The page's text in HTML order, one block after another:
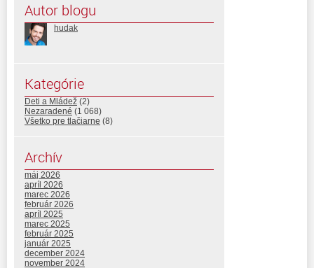
Autor blogu
hudak
Kategórie
Deti a Mládež (2)
Nezaradené (1 068)
Všetko pre tlačiarne (8)
Archív
máj 2026
apríl 2026
marec 2026
február 2026
apríl 2025
marec 2025
február 2025
január 2025
december 2024
november 2024